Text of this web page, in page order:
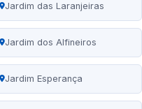
Jardim das Laranjeiras
Jardim dos Alfineiros
Jardim Esperança